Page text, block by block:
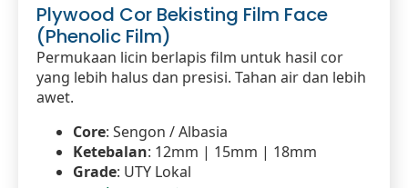
Plywood Cor Bekisting Film Face
(Phenolic Film)
Permukaan licin berlapis film untuk hasil cor
yang lebih halus dan presisi. Tahan air dan lebih
awet.
Core: Sengon / Albasia
Ketebalan: 12mm | 15mm | 18mm
Grade: UTY Lokal